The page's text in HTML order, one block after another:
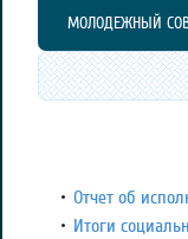
МОЛОДЕЖНЫЙ
Отчет об
Итоги